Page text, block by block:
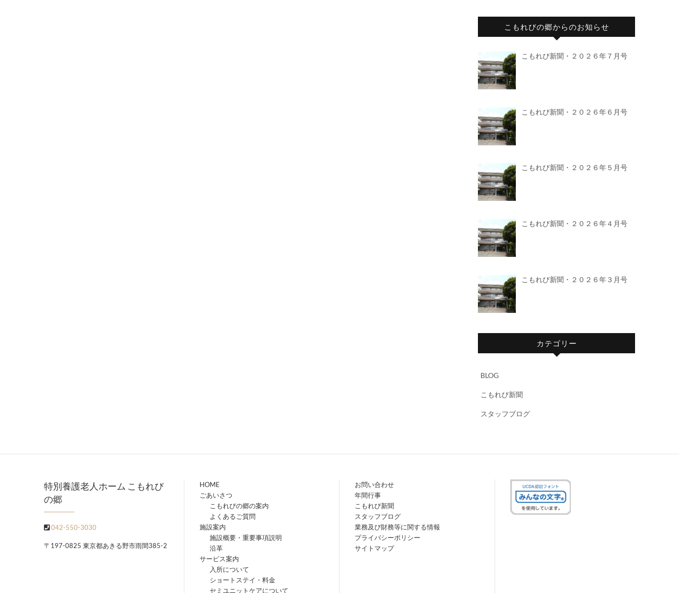
こもれびの郷からのお知らせ
こもれび新聞・２０２６年７月号
こもれび新聞・２０２６年６月号
こもれび新聞・２０２６年５月号
こもれび新聞・２０２６年４月号
こもれび新聞・２０２６年３月号
カテゴリー
BLOG
こもれび新聞
スタッフブログ
特別養護老人ホーム こもれび
の郷
042-550-3030
〒197-0825 東京都あきる野市雨間385-2
HOME
ごあいさつ
こもれびの郷の案内
よくあるご質問
施設案内
施設概要・重要事項説明
沿革
サービス案内
入所について
ショートステイ・料金
セミユニットケアについて
お問い合わせ
年間行事
こもれび新聞
スタッフブログ
業務及び財務等に関する情報
プライバシーポリシー
サイトマップ